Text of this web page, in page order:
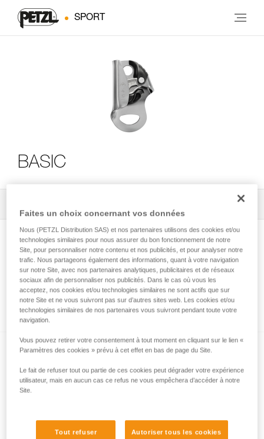
SPORT
BASIC
Descente courte sur bloqueurs
Faites un choix concernant vos données
Nous (PETZL Distribution SAS) et nos partenaires utilisons des cookies et/ou
technologies similaires pour nous assurer du bon fonctionnement de notre
Site, pour personnaliser notre contenu et nos publicités, et pour analyser notre
trafic. Nous partageons également des informations, quant à votre navigation
sur notre Site, avec nos partenaires analytiques, publicitaires et de réseaux
sociaux afin de personnaliser nos publicités. Dans le cas où vous les
acceptez, nos cookies et/ou technologies similaires ne sont actifs que sur
notre Site et ne vous suivront pas sur d’autres sites web. Les cookies et/ou
technologies similaires de nos partenaires vous suivront pendant toute votre
navigation.
Vous pouvez retirer votre consentement à tout moment en cliquant sur le lien «
Paramètres des cookies » prévu à cet effet en bas de page du Site.
Le fait de refuser tout ou partie de ces cookies peut dégrader votre expérience
utilisateur, mais en aucun cas ce refus ne vous empêchera d’accéder à notre
Site.
Tout refuser Autoriser tous les cookies